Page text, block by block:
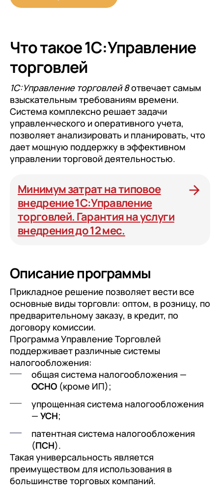
Что такое 1С:Управление
торговлей
1С:Управление торговлей 8отвечает самым
взыскательным требованиям времени.
Система комплексно решает задачи
управленческого и оперативного учета,
позволяет анализировать и планировать, что
дает мощную поддержку в эффективном
управлении торговой деятельностью.
Минимум затрат на типовое
внедрение 1С:Управление
торговлей. Гарантия на услуги
внедрения до 12 мес.
Описание программы
Прикладное решение позволяет вести все
основные виды торговли: оптом, в розницу, по
предварительному заказу, в кредит, по
договору комиссии.
Программа Управление Торговлей
поддерживает различные системы
налогообложения:
общая система налогообложения —
ОСНО (кроме ИП);
упрощенная система налогообложения
— УСН;
патентная система налогообложения
(ПСН).
Такая универсальность является
преимуществом для использования в
большинстве торговых компаний.